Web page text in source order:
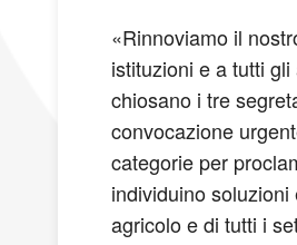
«Rinnoviamo il
istituzioni e a tutti
chiosano i tre
convocazione
categorie per
individuino
agricolo e di tutti i